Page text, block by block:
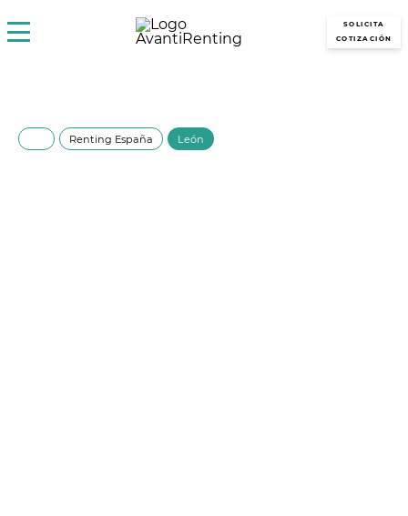
SOLICITA
COTIZACIÓN
Renting España León